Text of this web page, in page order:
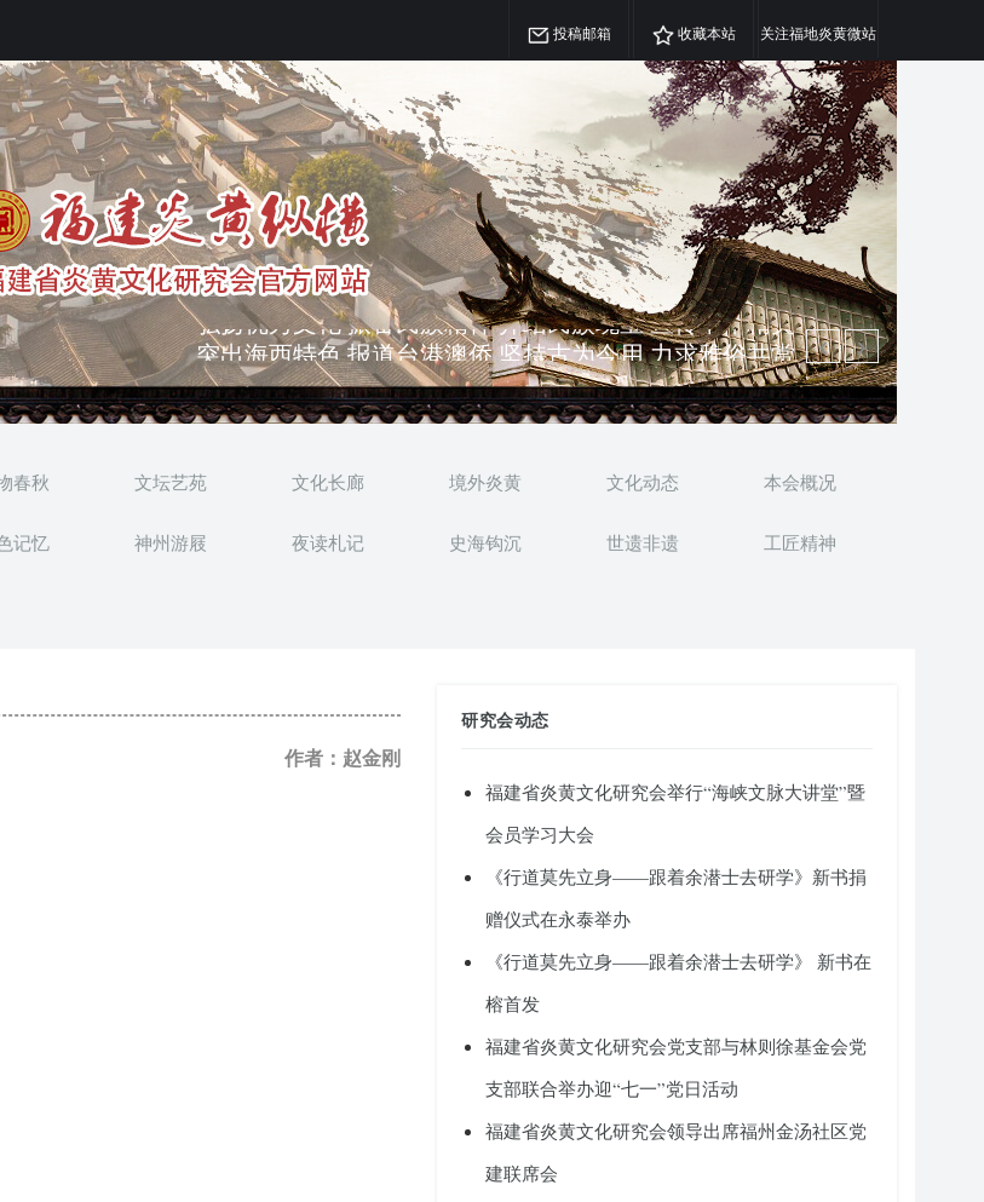
投稿邮箱 收藏本站 关注福地炎黄微站
突出海西特色 报道台港澳侨 坚持古为今用 力求雅俗共赏
弘扬优秀文化 振奋民族精神 介绍民族瑰宝 宣传中华精英
春秋 文坛艺苑 文化长廊 境外炎黄 文化动态 本会概况
记忆 神州游屐 夜读札记 史海钩沉 世遗非遗 工匠精神
作者：赵金刚
研究会动态
福建省炎黄文化研究会举行“海峡文脉大讲堂”暨
会员学习大会
《行道莫先立身——跟着余潜士去研学》新书捐
赠仪式在永泰举办
《行道莫先立身——跟着余潜士去研学》 新书在
榕首发
福建省炎黄文化研究会党支部与林则徐基金会党
支部联合举办迎“七一”党日活动
福建省炎黄文化研究会领导出席福州金汤社区党
建联席会